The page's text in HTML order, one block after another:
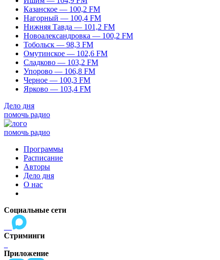
Казанское — 100,2 FM
Нагорный — 100,4 FM
Нижняя Тавда — 101,2 FM
Новоалександровка — 100,2 FM
Тобольск — 98,3 FM
Омутинское — 102,6 FM
Сладково — 103,2 FM
Упорово — 106,8 FM
Черное — 100,3 FM
Ярково — 103,4 FM
Дело дня
помочь радио
помочь радио
Программы
Расписание
Авторы
Дело дня
О нас
Социальные сети
Стриминги
Приложение